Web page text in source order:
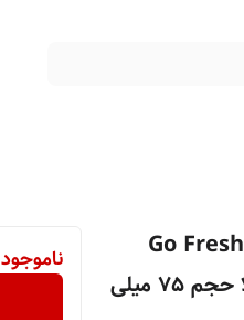
اسپری ضد تعریق زنانه داو مدل Go Fresh
حاوی خیار و چای سبز و کالاندولا حجم 75 میلی
ناموجود